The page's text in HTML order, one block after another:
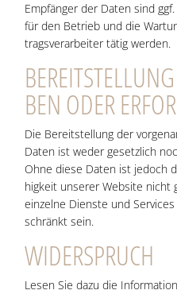
Emp­fän­ger der Daten sind
für den Betrieb und die
trags­ver­ar­bei­ter tätig werden.
BEN ODER
Die Bereit­stel­lung der
Daten ist weder gesetz­lich
Ohne die­se Daten ist jedoch
hig­keit unse­rer Web­site nicht
ein­zel­ne Diens­te und
schränkt sein.
WIDER­SPRUCH
Lesen Sie dazu die